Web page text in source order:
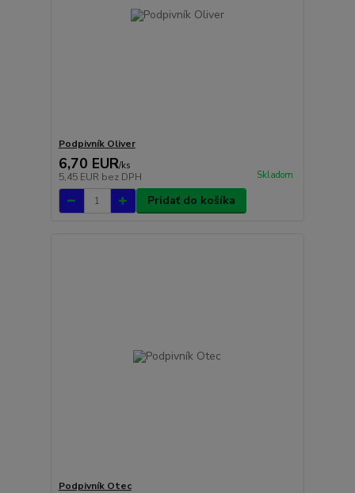
Podpivník Oliver
6,70 EUR/ks
5,45 EUR bez DPH Skladom
Pridať do košíka
Podpivník Otec